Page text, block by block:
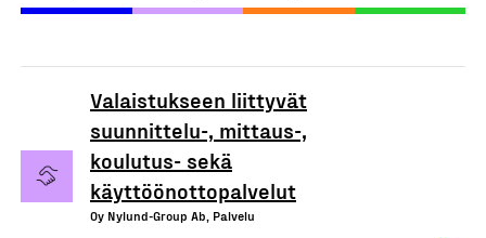
Valaistukseen liittyvät
suunnittelu-, mittaus-,
koulutus- sekä
käyttöönottopalvelut
Oy Nylund-Group Ab, Palvelu